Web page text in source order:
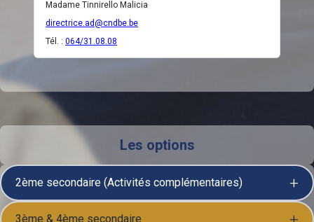
Madame Tinnirello Malicia
directrice.ad@cndbe.be
Tél. : 064/31.08.08
Les options
2ème secondaire (Activités complémentaires)
3ème & 4ème secondaire